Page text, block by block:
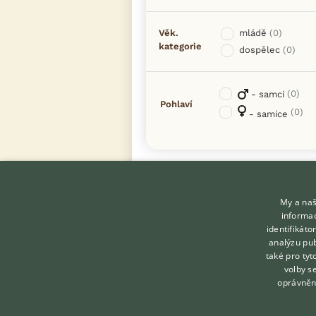
Věk.
kategorie
mládě (0)
dospělec (0)
Pohlaví
- samci (0)
- samice (0)
KONTAKT DO REDAKCE
My a
analýzu
také pro
volby